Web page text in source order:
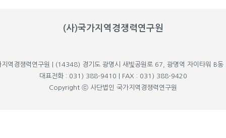
(사)국가지역경쟁력연구원
지역경쟁력연구원 | (14348) 경기도 광명시 새빛공원로 67, 광명역 자이타워 B
대표전화 : 031) 388-9410 | FAX : 031) 388-9420
Copyright ⓒ 사단법인 국가지역경쟁력연구원